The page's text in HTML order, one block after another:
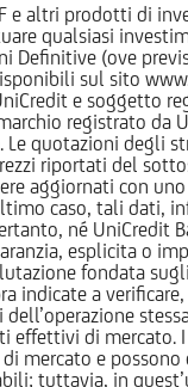
altri prodotti di
qualsiasi
(ove
sul sito
e soggetto
registrato da
quotazioni
riportati del
aggiornati con
caso, tali dati,
né UniCredit
esplicita o
fondata
a
effettivi di
e
tuttavia, in